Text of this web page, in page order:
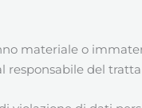
materiale o
del